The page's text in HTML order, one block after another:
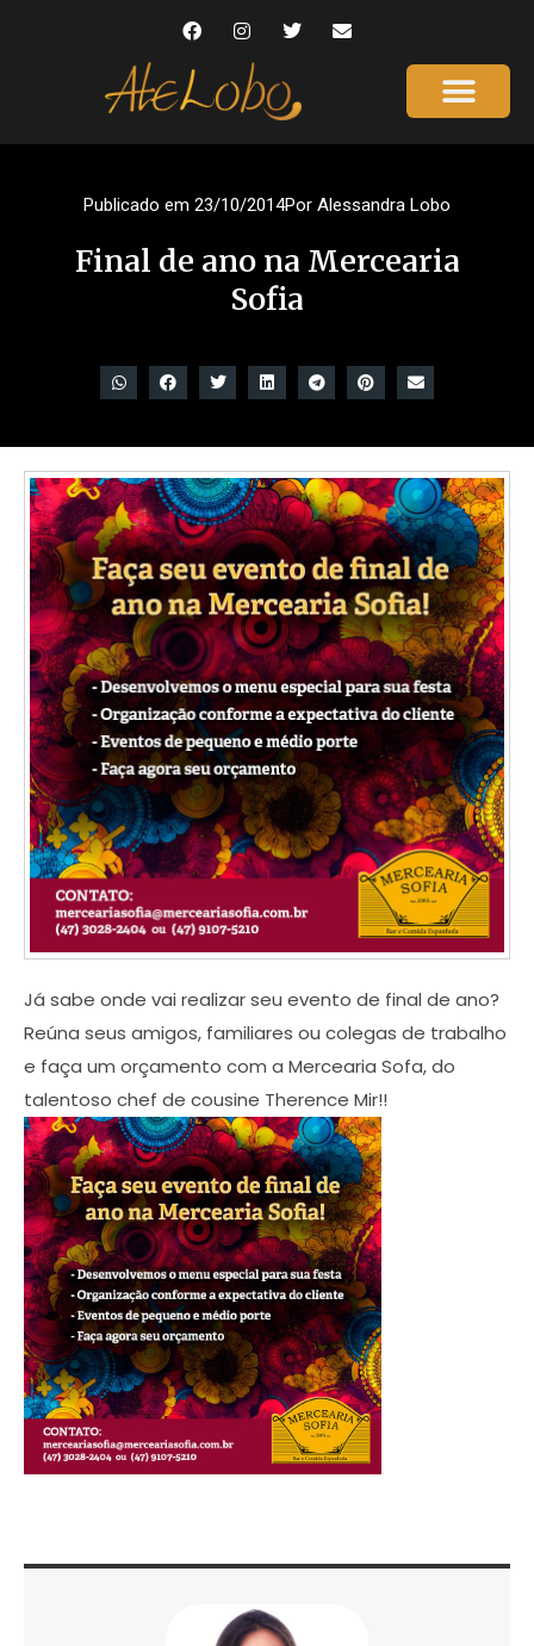
Publicado em 23/10/2014Por Alessandra Lobo
Final de ano na Mercearia
Sofia
Já sabe onde vai realizar seu evento de final de ano?
Reúna seus amigos, familiares ou colegas de trabalho
e faça um orçamento com a Mercearia Sofa, do
talentoso chef de cousine Therence Mir!!